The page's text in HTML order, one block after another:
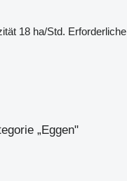
18 ha/Std. Erforderliche
„Eggen"